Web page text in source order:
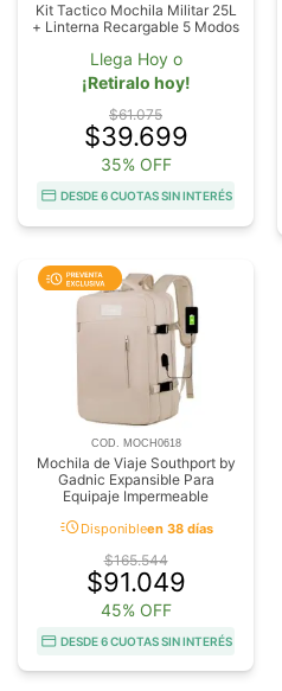
Kit Tactico Mochila Militar 25L
+ Linterna Recargable 5 Modos
Llega Hoy o
¡Retiralo hoy!
$61.075
$39.699
35% OFF
DESDE 6 CUOTAS SIN INTERÉS
COD. MOCH0618
Mochila de Viaje Southport by
Gadnic Expansible Para
Equipaje Impermeable
acuteDisponibleen 38 días
$165.544
$91.049
45% OFF
DESDE 6 CUOTAS SIN INTERÉS